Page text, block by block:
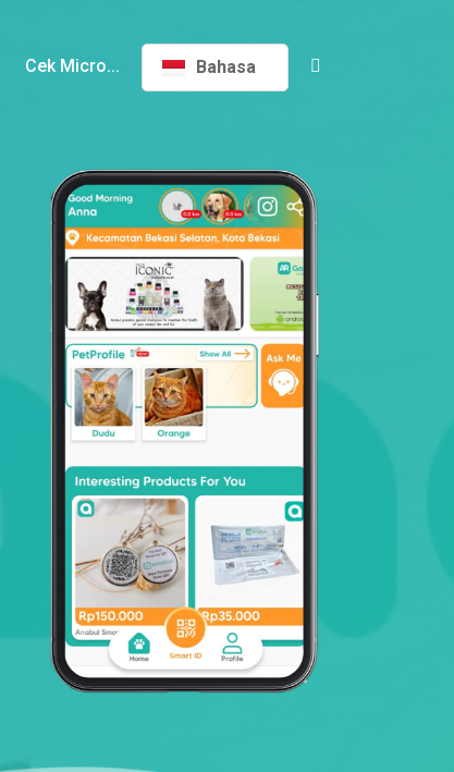
Cek Micro... Bahasa